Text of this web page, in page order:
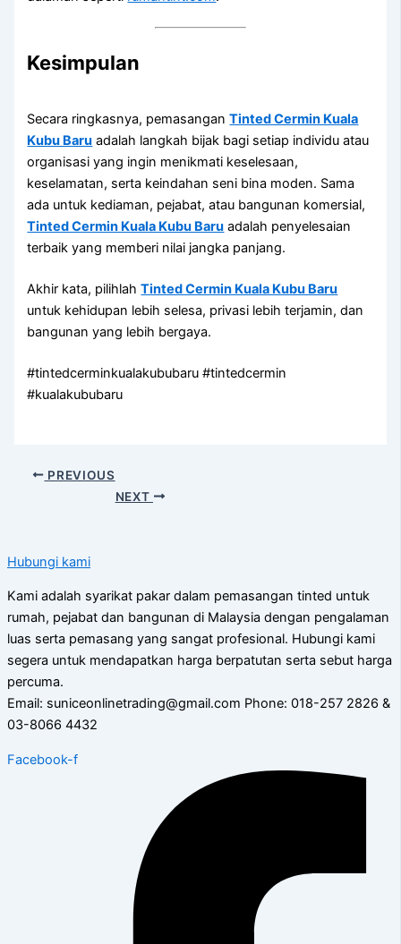
Kesimpulan
Secara ringkasnya, pemasanganTinted Cermin Kuala
Kubu Baru adalah langkah bijak bagi setiap individu atau
organisasi yang ingin menikmati keselesaan,
keselamatan, serta keindahan seni bina moden. Sama
ada untuk kediaman, pejabat, atau bangunan komersial,
Tinted Cermin Kuala Kubu Baru adalah penyelesaian
terbaik yang memberi nilai jangka panjang.
Akhir kata, pilihlahTinted Cermin Kuala Kubu Baru
untuk kehidupan lebih selesa, privasi lebih terjamin, dan
bangunan yang lebih bergaya.
#tintedcerminkualakububaru #tintedcermin
#kualakububaru
PREVIOUS
NEXT
Hubungi kami
Kami adalah syarikat pakar dalam pemasangan tinted untuk
rumah, pejabat dan bangunan di Malaysia dengan pengalaman
luas serta pemasang yang sangat profesional. Hubungi kami
segera untuk mendapatkan harga berpatutan serta sebut harga
percuma.
Email: suniceonlinetrading@gmail.com Phone: 018-257 2826 &
03-8066 4432
Facebook-f